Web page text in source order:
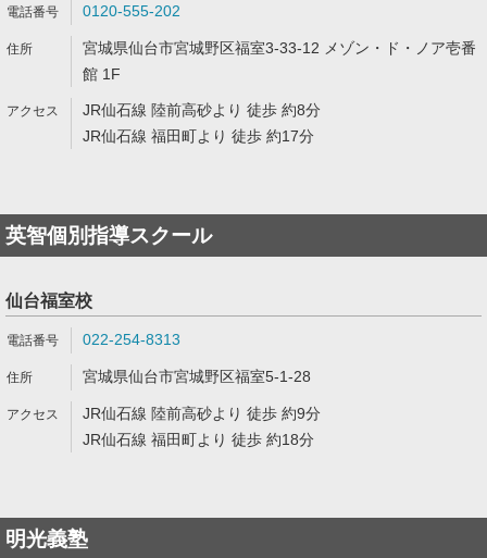
0120-555-202
宮城県仙台市宮城野区福室3-33-12 メゾン・ド・ノア壱番
館 1F
JR仙石線 陸前高砂より 徒歩 約8分
JR仙石線 福田町より 徒歩 約17分
英智個別指導スクール
仙台福室校
022-254-8313
宮城県仙台市宮城野区福室5-1-28
JR仙石線 陸前高砂より 徒歩 約9分
JR仙石線 福田町より 徒歩 約18分
明光義塾